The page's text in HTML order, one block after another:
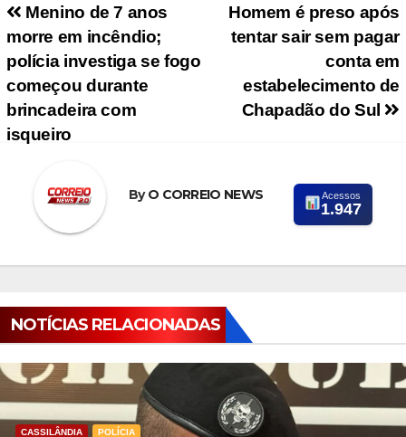
Navegação de PostHomem é preso após
tentar sair sem pagar
conta em
estabelecimento de
Chapadão do Sul
Menino de 7 anos
morre em incêndio;
polícia investiga se fogo
começou durante
brincadeira com
isqueiro
ByO CORREIO NEWS Acessos
1.947
NOTÍCIAS RELACIONADAS
CASSILÂNDIA POLÍCIA